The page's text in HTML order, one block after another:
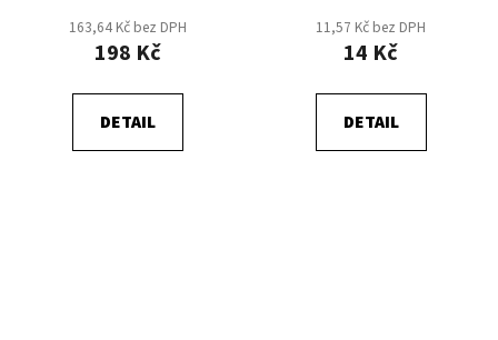
163,64 Kč bez DPH
198 Kč
DETAIL
11,57 Kč bez DPH
14 Kč
DETAIL